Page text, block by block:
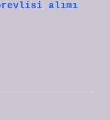
alımı